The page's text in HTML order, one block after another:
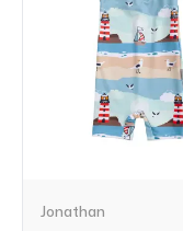
Jonathan